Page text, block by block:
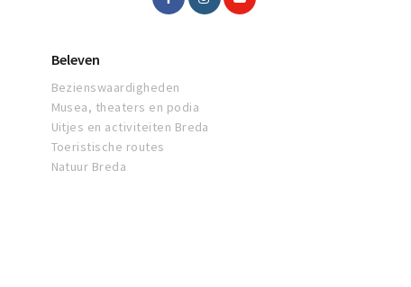
Beleven
Bezienswaardigheden
Musea, theaters en podia
Uitjes en activiteiten Breda
Toeristische routes
Natuur Breda